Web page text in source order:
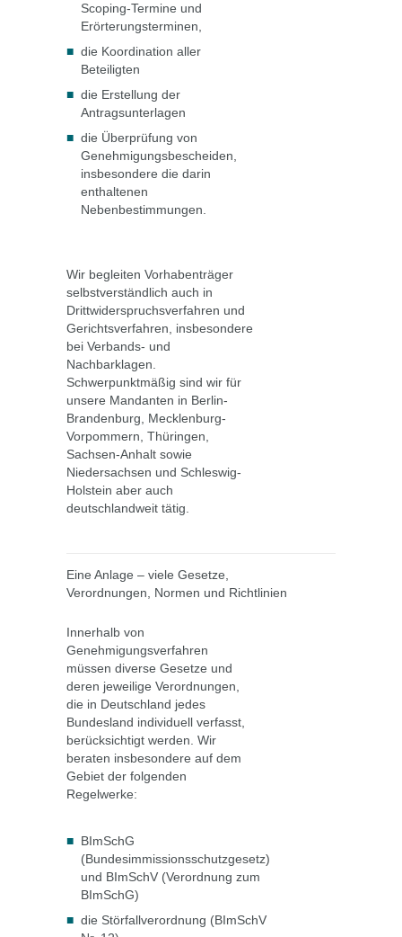
Scoping-Termine und
Erörterungsterminen,
die Koordination aller
Beteiligten
die Erstellung der
Antragsunterlagen
die Überprüfung von
Genehmigungsbescheiden,
insbesondere die darin
enthaltenen
Nebenbestimmungen.
Wir begleiten Vorhabenträger
selbstverständlich auch in
Drittwiderspruchsverfahren und
Gerichtsverfahren, insbesondere
bei Verbands- und
Nachbarklagen.
Schwerpunktmäßig sind wir für
unsere Mandanten in Berlin-
Brandenburg, Mecklenburg-
Vorpommern, Thüringen,
Sachsen-Anhalt sowie
Niedersachsen und Schleswig-
Holstein aber auch
deutschlandweit tätig.
Eine Anlage – viele Gesetze,
Verordnungen, Normen und Richtlinien
Innerhalb von
Genehmigungsverfahren
müssen diverse Gesetze und
deren jeweilige Verordnungen,
die in Deutschland jedes
Bundesland individuell verfasst,
berücksichtigt werden. Wir
beraten insbesondere auf dem
Gebiet der folgenden
Regelwerke:
BImSchG
(Bundesimmissionsschutzgesetz)
und BImSchV (Verordnung zum
BImSchG)
die Störfallverordnung (BImSchV